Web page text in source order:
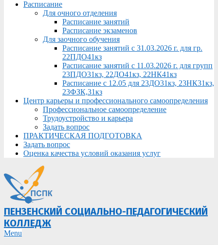
Расписание
Для очного отделения
Расписание занятий
Расписание экзаменов
Для заочного обучения
Расписание занятий с 31.03.2026 г. для гр.
22ПДО41кз
Расписание занятий с 11.03.2026 г. для групп
23ПДО31кз, 22ДО41кз, 22НК41кз
Расписание с 12.05 для 23ДО31кз, 23НК31кз,
23ФЗК,31кз
Центр карьеры и профессионального самоопределения
Профессиональное самоопределение
Трудоустройство и карьера
Задать вопрос
ПРАКТИЧЕСКАЯ ПОДГОТОВКА
Задать вопрос
Оценка качества условий оказания услуг
ПЕНЗЕНСКИЙ СОЦИАЛЬНО-ПЕДАГОГИЧЕСКИЙ
КОЛЛЕДЖ
Primary
Menu